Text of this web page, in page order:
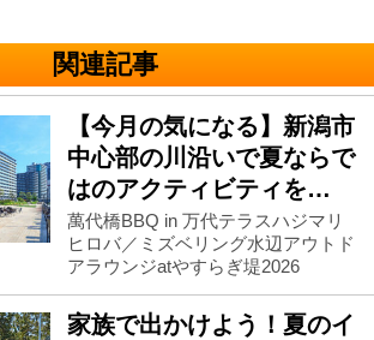
関連記事
【今月の気になる】新潟市
中心部の川沿いで夏ならで
はのアクティビティを…
萬代橋BBQ in 万代テラスハジマリ
ヒロバ／ミズベリング水辺アウトド
アラウンジatやすらぎ堤2026
家族で出かけよう！夏のイ